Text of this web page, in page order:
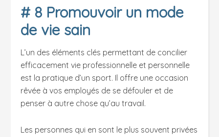
# 8 Promouvoir un mode
de vie sain
L’un des éléments clés permettant de concilier
efficacement vie professionnelle et personnelle
est la pratique d’un sport. Il offre une occasion
rêvée à vos employés de se défouler et de
penser à autre chose qu’au travail.
Les personnes qui en sont le plus souvent privées